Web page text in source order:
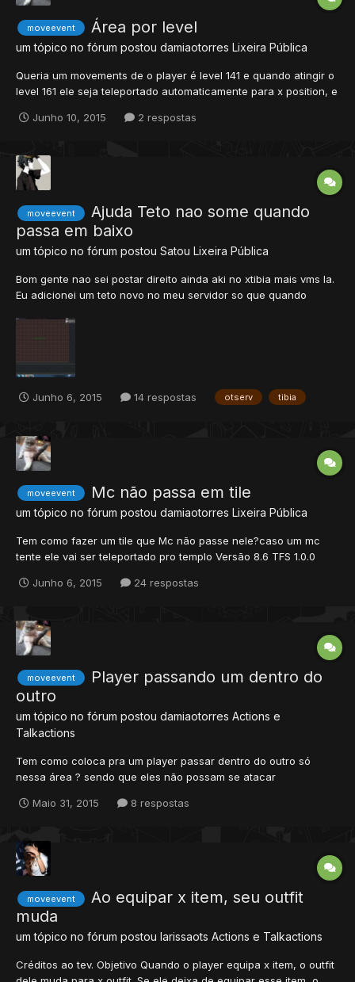
moveevent Área por level
um tópico no fórum postou damiaotorres Lixeira Pública
Queria um movements de o player é level 141 e quando atingir o
level 161 ele seja teleportado automaticamente para x position, e
certoJunho 10, 2015 2 respostas
moveevent
Ajuda Teto nao some quando
passa em baixo
um tópico no fórum postou Satou Lixeira Pública
Bom gente nao sei postar direito ainda aki no xtibia mais vms la.
Eu adicionei um teto novo no meu servidor so que quando
Junho 6, 2015 14 respostas otserv tibia
moveevent Mc não passa em tile
um tópico no fórum postou damiaotorres Lixeira Pública
Tem como fazer um tile que Mc não passe nele?caso um mc
tente ele vai ser teleportado pro templo Versão 8.6 TFS 1.0.0
Junho 6, 2015 24 respostas
moveevent
Player passando um dentro do
outro
um tópico no fórum postou damiaotorres Actions e
Talkactions
Tem como coloca pra um player passar dentro do outro só
nessa área ? sendo que eles não possam se atacar
Maio 31, 2015
8 respostas
moveevent
Ao equipar x item, seu outfit
muda
um tópico no fórum postou larissaots Actions e Talkactions
Créditos ao tev. Objetivo Quando o player equipa x item, o outfit